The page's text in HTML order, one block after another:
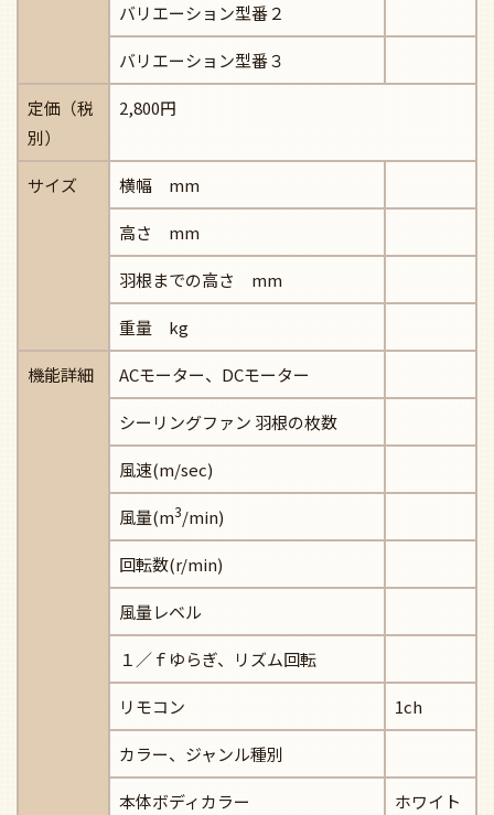
バリエーション型番２
バリエーション型番３
定価（税
別）
2,800円
サイズ 横幅 mm
高さ mm
羽根までの高さ mm
重量 kg
機能詳細 ACモーター、DCモーター
シーリングファン 羽根の枚数
風速(m/sec)
風量(m3/min)
回転数(r/min)
風量レベル
１／ｆゆらぎ、リズム回転
リモコン 1ch
カラー、ジャンル種別
本体ボディカラー ホワイト